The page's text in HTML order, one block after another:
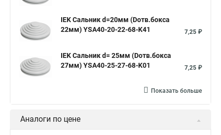
IEK Сальник d=20мм (Dотв.бокса
22мм) YSA40-20-22-68-K41
7,25 ₽
IEK Сальник d= 25мм (Dотв.бокса
27мм) YSA40-25-27-68-K01
7,25 ₽
Показать больше
Аналоги по цене